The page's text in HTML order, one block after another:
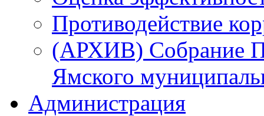
Противодействие
(АРХИВ) Собрание
Ямского
Администрация